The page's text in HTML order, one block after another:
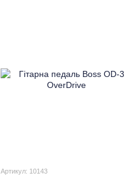
Артикул: 10143